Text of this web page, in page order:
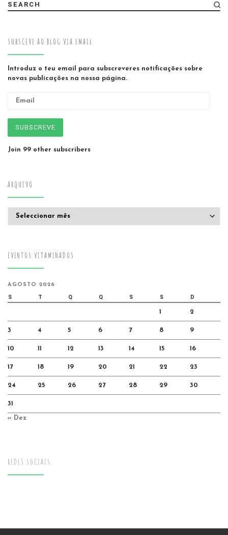
SEARCH
SUBSCEVE AO BLOG VIA EMAIL
Introduz o teu email para subscreveres notificações sobre
novas publicações na nossa página.
SUBSCREVE
Join 99 other subscribers
ARQUIVO
EVENTOS VITAMINADOS
AGOSTO 2026
S T Q Q S S D
1 2
3 4 5 6 7 8 9
10 11 12 13 14 15 16
17 18 19 20 21 22 23
24 25 26 27 28 29 30
31
« Dez
REDES SOCIAIS